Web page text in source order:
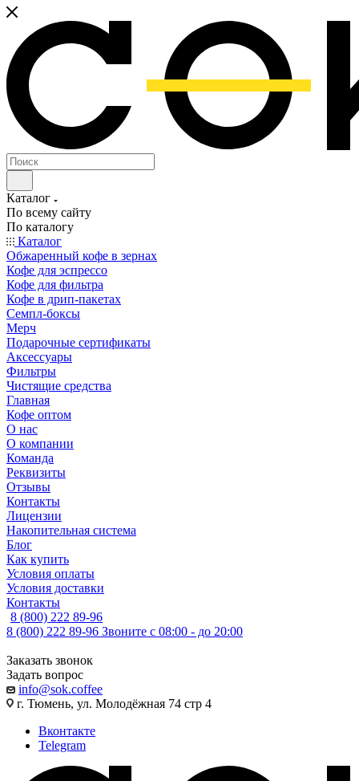
Каталог
По всему сайту
По каталогу
Каталог
Обжаренный кофе в зернах
Кофе для эспрессо
Кофе для фильтра
Кофе в дрип-пакетах
Семпл-боксы
Мерч
Подарочные сертификаты
Аксессуары
Фильтры
Чистящие средства
Главная
Кофе оптом
О нас
О компании
Команда
Реквизиты
Отзывы
Контакты
Лицензии
Накопительная система
Блог
Как купить
Условия оплаты
Условия доставки
Контакты
8 (800) 222 89-96
8 (800) 222 89-96 Звоните с 08:00 - до 20:00
Заказать звонок
Задать вопрос
info@sok.coffee
г. Тюмень, ул. Молодёжная 74 стр 4
Вконтакте
Telegram